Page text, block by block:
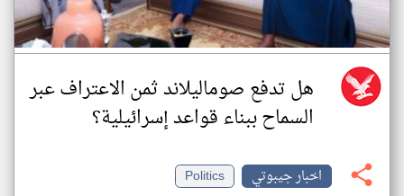
هل تدفع صوماليلاند ثمن الاعتراف عبر
السماح ببناء قواعد إسرائيلية؟
اخبار جيبوتي
Politics